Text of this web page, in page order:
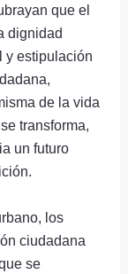
que el
dignidad
y estipulación
de la vida
transforma,
un futuro
los
ciudadana
se